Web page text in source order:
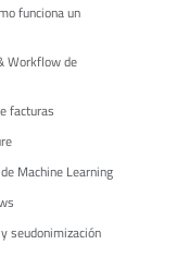
funciona un
Workflow de
facturas
Machine Learning
seudonimización